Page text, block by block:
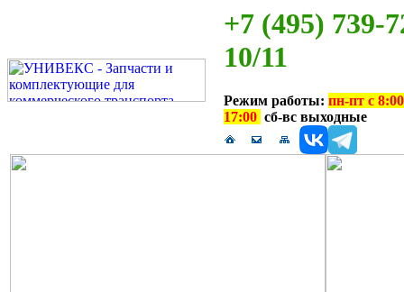
+7 (495) 739-
10/11
Режим работы: пн-пт с
17:00 сб-вс выходные